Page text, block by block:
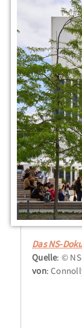
Das NS-
Quelle: ©
von: